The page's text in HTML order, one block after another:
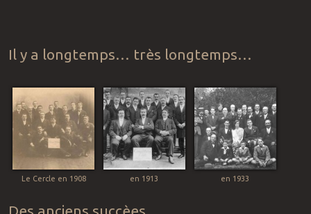
Il y a longtemps… très longtemps…
Le Cercle en 1908 en 1913 en 1933
Des anciens succèes